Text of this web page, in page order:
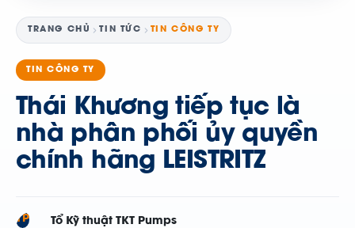
TRANG CHỦ TIN TỨC TIN CÔNG TY
TIN CÔNG TY
Thái Khương tiếp tục là
nhà phân phối ủy quyền
chính hãng LEISTRITZ
TP Tổ Kỹ thuật TKT Pumps